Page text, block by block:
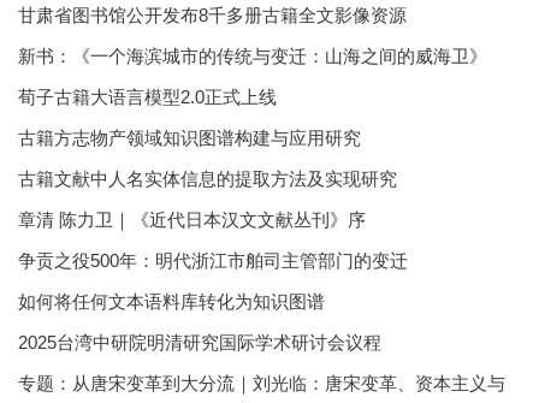
甘肃省图书馆公开发布8千多册古籍全文影像资源
新书：《一个海滨城市的传统与变迁：山海之间的威海卫》
荀子古籍大语言模型2.0正式上线
古籍方志物产领域知识图谱构建与应用研究
古籍文献中人名实体信息的提取方法及实现研究
章清 陈力卫｜《近代日本汉文文献丛刊》序
争贡之役500年：明代浙江市舶司主管部门的变迁
如何将任何文本语料库转化为知识图谱
2025台湾中研院明清研究国际学术研讨会议程
专题：从唐宋变革到大分流｜刘光临：唐宋变革、资本主义与